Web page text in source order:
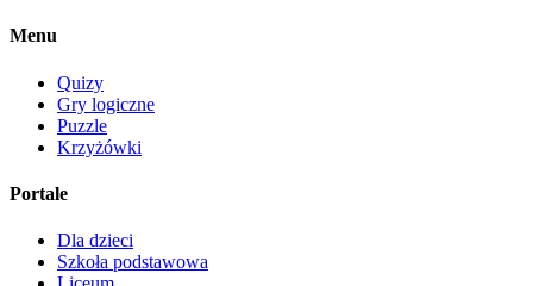
Menu
Quizy
Gry logiczne
Puzzle
Krzyżówki
Portale
Dla dzieci
Szkoła podstawowa